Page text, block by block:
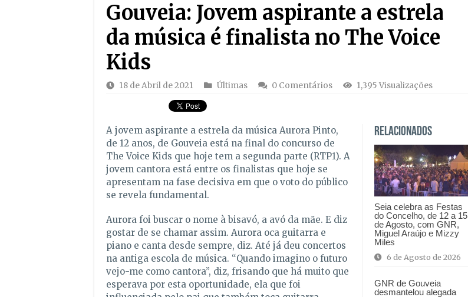
Gouveia: Jovem aspirante a estrela
da música é finalista no The Voice
Kids
18 de Abril de 2021 Últimas 0 Comentários 1,395 Visualizações
Relacionados
Seia celebra as Festas
do Concelho, de 12 a 15
de Agosto, com GNR,
Miguel Araújo e Mizzy
Miles
6 de Agosto de 2026
GNR de Gouveia
desmantelou alegada
A jovem aspirante a estrela da música Aurora Pinto,
de 12 anos, de Gouveia está na final do concurso de
The Voice Kids que hoje tem a segunda parte (RTP1). A
jovem cantora está entre os finalistas que hoje se
apresentam na fase decisiva em que o voto do público
se revela fundamental.
Aurora foi buscar o nome à bisavó, a avó da mãe. E diz
gostar de se chamar assim. Aurora oca guitarra e
piano e canta desde sempre, diz. Até já deu concertos
na antiga escola de música. “Quando imagino o futuro
vejo-me como cantora”, diz, frisando que há muito que
esperava por esta oportunidade, ela que foi